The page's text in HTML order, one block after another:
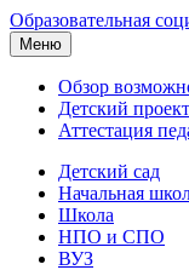
Образовательная
Меню
Обзор
Детский
Аттестация
Детский сад
Начальная
Школа
НПО и СПО
ВУЗ